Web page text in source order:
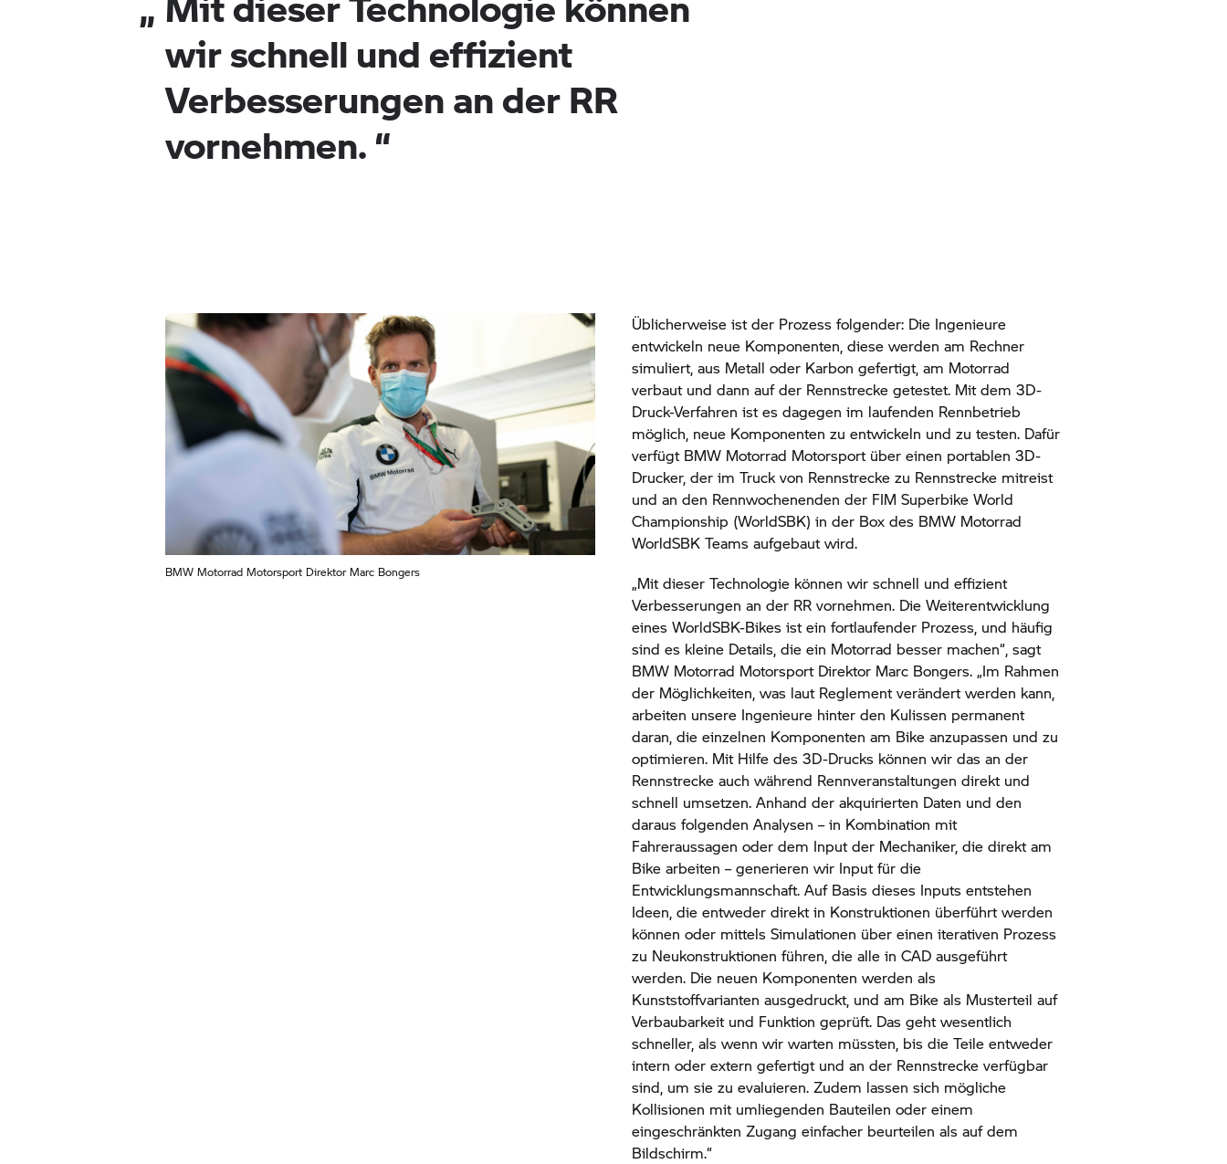
wir schnell und effizient
Verbesserungen an der RR
vornehmen.“
BMW Motorrad Motorsport Direktor Marc Bongers
Üblicherweise ist der Prozess folgender: Die Ingenieure
entwickeln neue Komponenten, diese werden am Rechner
simuliert, aus Metall oder Karbon gefertigt, am Motorrad
verbaut und dann auf der Rennstrecke getestet. Mit dem 3D-
Druck-Verfahren ist es dagegen im laufenden Rennbetrieb
möglich, neue Komponenten zu entwickeln und zu testen. Dafür
verfügt BMW Motorrad Motorsport über einen portablen 3D-
Drucker, der im Truck von Rennstrecke zu Rennstrecke mitreist
und an den Rennwochenenden der FIM Superbike World
Championship (WorldSBK) in der Box des BMW Motorrad
WorldSBK Teams aufgebaut wird.
„Mit dieser Technologie können wir schnell und effizient
Verbesserungen an der RR vornehmen. Die Weiterentwicklung
eines WorldSBK-Bikes ist ein fortlaufender Prozess, und häufig
sind es kleine Details, die ein Motorrad besser machen“, sagt
BMW Motorrad Motorsport Direktor Marc Bongers. „Im Rahmen
der Möglichkeiten, was laut Reglement verändert werden kann,
arbeiten unsere Ingenieure hinter den Kulissen permanent
daran, die einzelnen Komponenten am Bike anzupassen und zu
optimieren. Mit Hilfe des 3D-Drucks können wir das an der
Rennstrecke auch während Rennveranstaltungen direkt und
schnell umsetzen. Anhand der akquirierten Daten und den
daraus folgenden Analysen – in Kombination mit
Fahreraussagen oder dem Input der Mechaniker, die direkt am
Bike arbeiten – generieren wir Input für die
Entwicklungsmannschaft. Auf Basis dieses Inputs entstehen
Ideen, die entweder direkt in Konstruktionen überführt werden
können oder mittels Simulationen über einen iterativen Prozess
zu Neukonstruktionen führen, die alle in CAD ausgeführt
werden. Die neuen Komponenten werden als
Kunststoffvarianten ausgedruckt, und am Bike als Musterteil auf
Verbaubarkeit und Funktion geprüft. Das geht wesentlich
schneller, als wenn wir warten müssten, bis die Teile entweder
intern oder extern gefertigt und an der Rennstrecke verfügbar
sind, um sie zu evaluieren. Zudem lassen sich mögliche
Kollisionen mit umliegenden Bauteilen oder einem
eingeschränkten Zugang einfacher beurteilen als auf dem
Bildschirm.“